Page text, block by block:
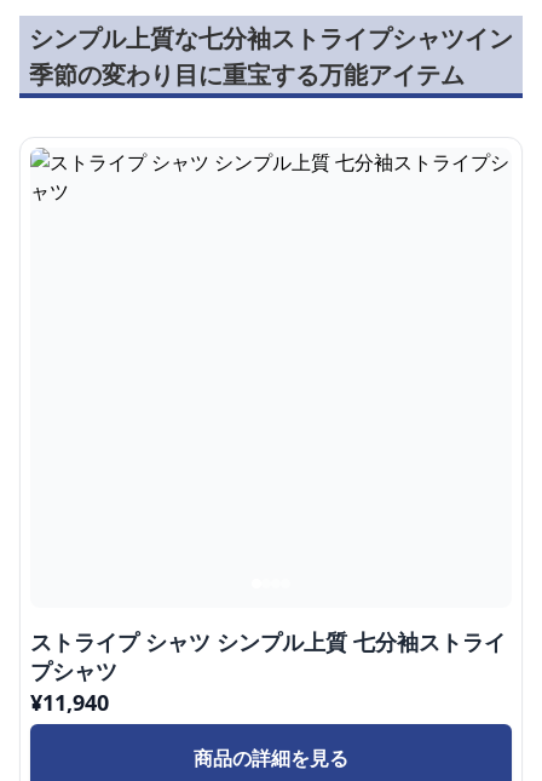
シンプル上質な七分袖ストライプシャツイン
季節の変わり目に重宝する万能アイテム
ストライプ シャツ シンプル上質 七分袖ストライ
プシャツ
¥11,940
商品の詳細を見る